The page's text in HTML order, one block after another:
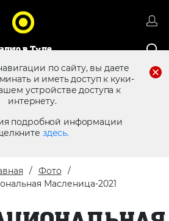
в Туле
по сайту, вы даете
и иметь доступ к куки-
устройстве доступа к
интернету.
подробной информации
здесь.
Реклама в эфире
Фото
Масленица-2021